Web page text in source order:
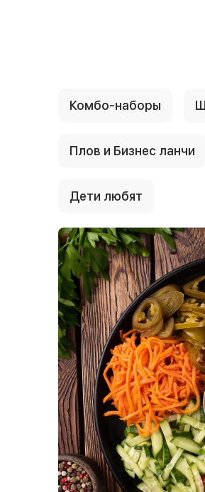
Комбо-наборы
Плов и Бизнес ланчи
Дети любят